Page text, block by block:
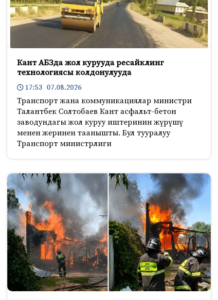
Кант АБЗда жол курууда ресайклинг
технологиясы колдонулууда
17:53 07.08.2026
Транспорт жана коммуникациялар министри
Талантбек Солтобаев Кант асфальт-бетон
заводундагы жол куруу иштеринин жүрүшү
менен жеринен таанышты. Бул тууралуу
Транспорт министрлиги